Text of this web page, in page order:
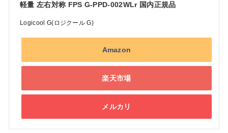
軽量 左右対称 FPS G-PPD-002WLr 国内正規品
Logicool G(ロジクール G)
Amazon
楽天市場
メルカリ